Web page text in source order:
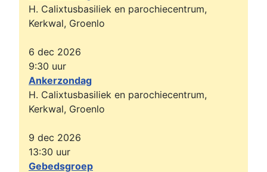
H. Calixtusbasiliek en parochiecentrum,
Kerkwal, Groenlo
6 dec 2026
9:30 uur
Ankerzondag
H. Calixtusbasiliek en parochiecentrum,
Kerkwal, Groenlo
9 dec 2026
13:30 uur
Gebedsgroep